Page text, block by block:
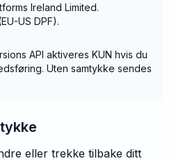
Ireland Limited.
US DPF).
API aktiveres KUN hvis du
Uten samtykke sendes
eller trekke tilbake ditt